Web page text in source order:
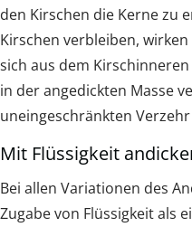
den Kirschen die Kerne zu
Kirschen verbleiben,
sich aus dem
in der angedickten Masse
uneingeschränkten
Mit Flüssigkeit
Bei allen Variationen des
Zugabe von Flüssigkeit als